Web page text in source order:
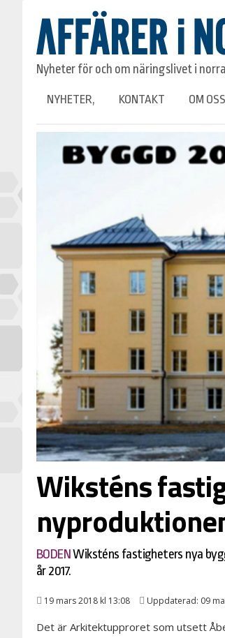
Nyheter för och om näringslivet i
NYHETER, KONTAKT OM OSS
Wiksténs
BODENWiksténs fastigheters nya
år 2017.
19 mars 2018 kl 13:08 Uppdaterad: 09
Det är Arkitektupproret som utsett